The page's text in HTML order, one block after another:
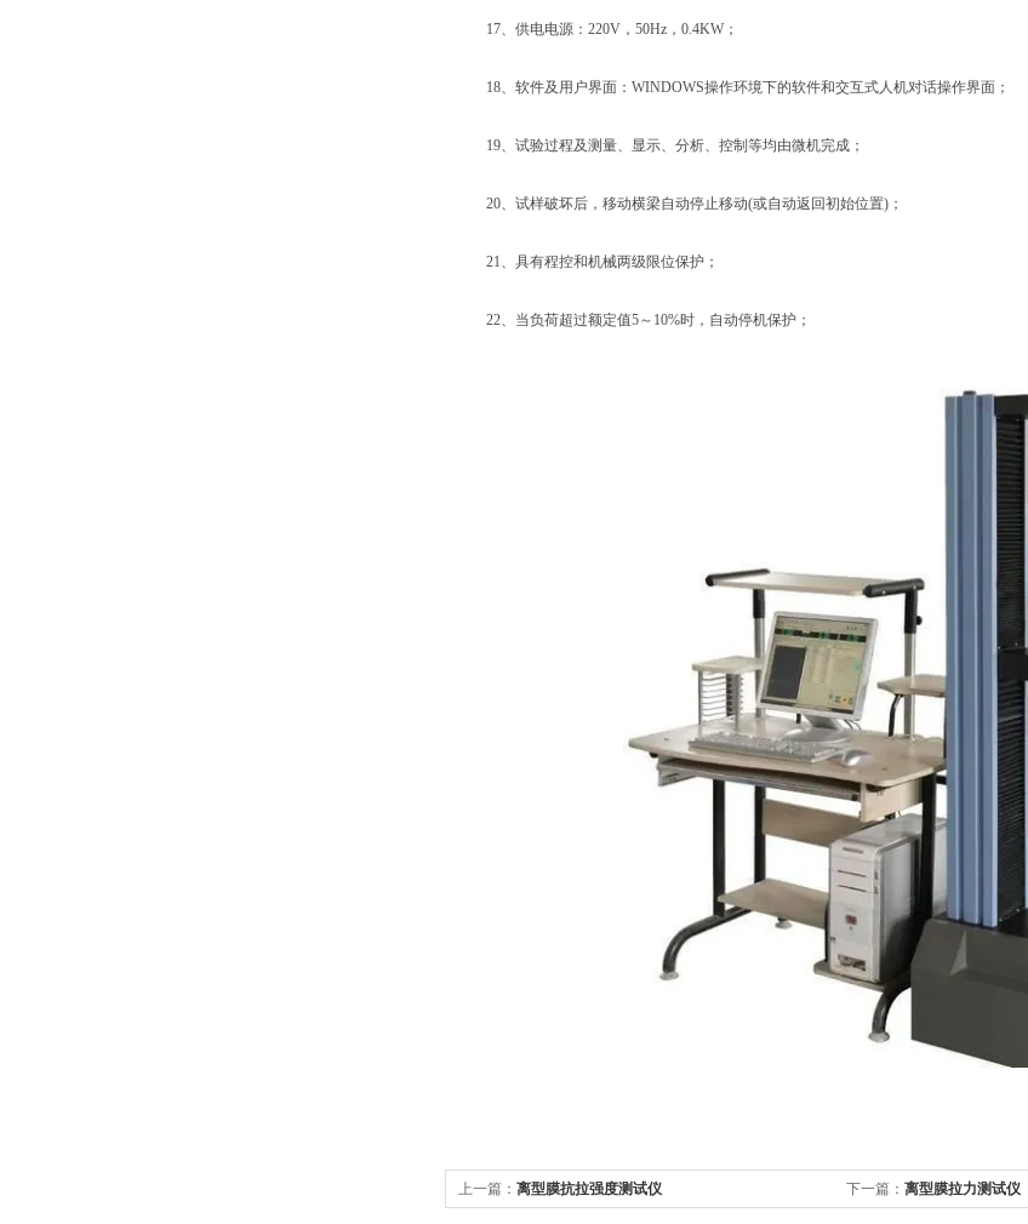
17、供电电源：220V，50Hz，0.4KW；
18、软件及用户界面：WINDOWS操作环境下的软件和交互式人机对话操作界面；
19、试验过程及测量、显示、分析、控制等均由微机完成；
20、试样破坏后，移动横梁自动停止移动(或自动返回初始位置)；
21、具有程控和机械两级限位保护；
22、当负荷超过额定值5～10%时，自动停机保护；
上一篇： 离型膜抗拉强度测试仪 下一篇： 离型膜拉力测试仪